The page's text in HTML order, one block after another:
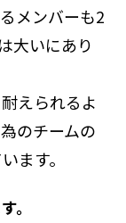
メンバーも2
大いにあり
えられるよ
のチームの
ます。
。